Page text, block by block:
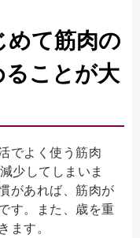
て筋肉の
ことが大
でよく使う筋肉
少してしまいま
があれば、筋肉が
す。また、歳を重
す。